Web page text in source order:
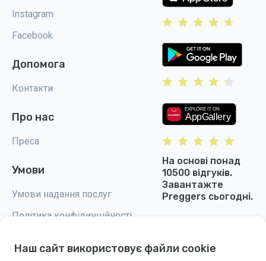
Instagram
Facebook
Допомога
Контакти
Про нас
Преса
Умови
Умови надання послуг
Політика конфідинційності
На основі понад
10500 відгуків.
Завантажте
Preggers сьогодні.
Наш сайт використовує файли cookie